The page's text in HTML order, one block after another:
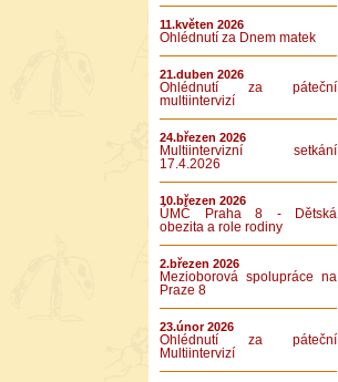
11.květen 2026
Ohlédnutí za Dnem matek
21.duben 2026
Ohlédnutí za páteční
multiintervizí
24.březen 2026
Multiintervizní setkání
17.4.2026
10.březen 2026
ÚMČ Praha 8 - Dětská
obezita a role rodiny
2.březen 2026
Mezioborová spolupráce na
Praze 8
23.únor 2026
Ohlédnutí za páteční
Multiintervizí